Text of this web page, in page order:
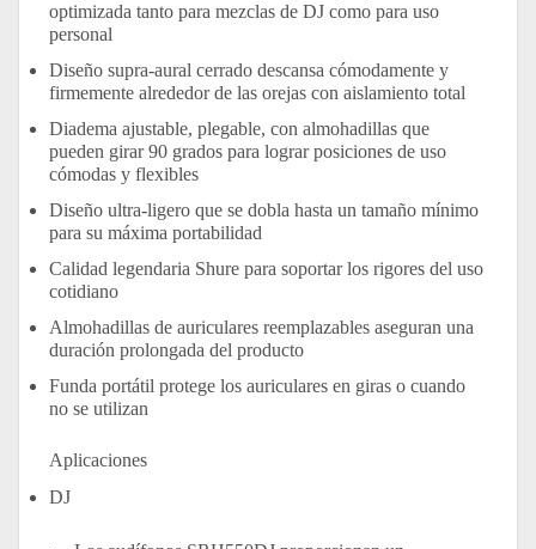
optimizada tanto para mezclas de DJ como para uso
personal
Diseño supra-aural cerrado descansa cómodamente y
firmemente alrededor de las orejas con aislamiento total
Diadema ajustable, plegable, con almohadillas que
pueden girar 90 grados para lograr posiciones de uso
cómodas y flexibles
Diseño ultra-ligero que se dobla hasta un tamaño mínimo
para su máxima portabilidad
Calidad legendaria Shure para soportar los rigores del uso
cotidiano
Almohadillas de auriculares reemplazables aseguran una
duración prolongada del producto
Funda portátil protege los auriculares en giras o cuando
no se utilizan
Aplicaciones
DJ